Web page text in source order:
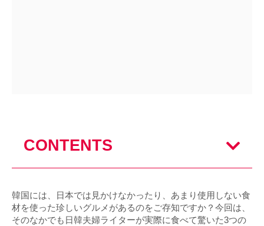
CONTENTS
韓国には、日本では見かけなかったり、あまり使用しない食
材を使った珍しいグルメがあるのをご存知ですか？今回は、
そのなかでも日韓夫婦ライターが実際に食べて驚いた3つの